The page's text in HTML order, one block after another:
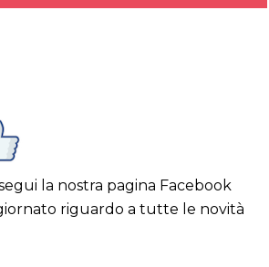
la nostra pagina Facebook
riguardo a tutte le novità